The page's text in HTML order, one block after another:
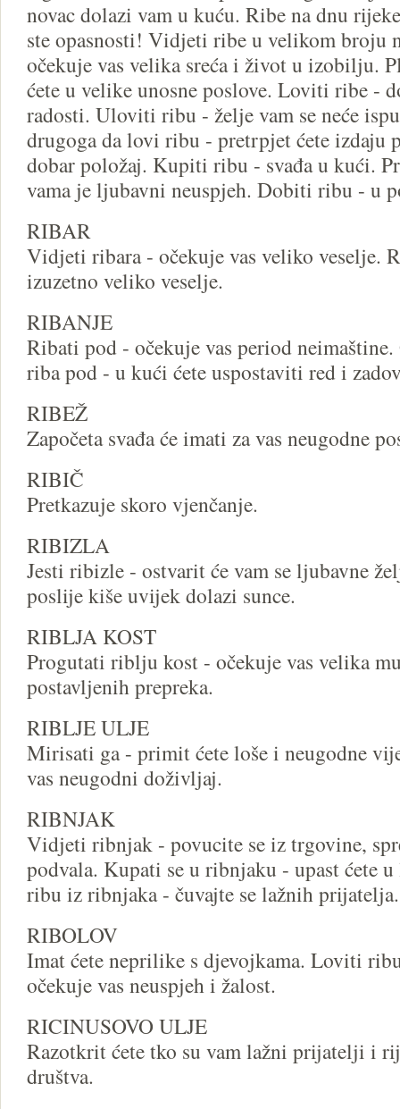
novac dolazi vam u kuću. Ribe na dnu
ste opasnosti! Vidjeti ribe u velikom broju
očekuje vas velika sreća i život u izobilju.
ćete u velike unosne poslove. Loviti ribe -
radosti. Uloviti ribu - želje vam se neće
drugoga da lovi ribu - pretrpjet ćete
dobar položaj. Kupiti ribu - svađa u kući.
vama je ljubavni neuspjeh. Dobiti ribu - u
RIBAR
Vidjeti ribara - očekuje vas veliko veselje.
izuzetno veliko veselje.
RIBANJE
Ribati pod - očekuje vas period
riba pod - u kući ćete uspostaviti red i
RIBEŽ
Započeta svađa će imati za vas neugodne
RIBIČ
Pretkazuje skoro vjenčanje.
RIBIZLA
Jesti ribizle - ostvarit će vam se ljubavne
poslije kiše uvijek dolazi sunce.
RIBLJA KOST
Progutati riblju kost - očekuje vas velika
postavljenih prepreka.
RIBLJE ULJE
Mirisati ga - primit ćete loše i neugodne
vas neugodni doživljaj.
RIBNJAK
Vidjeti ribnjak - povucite se iz trgovine,
podvala. Kupati se u ribnjaku - upast ćete
ribu iz ribnjaka - čuvajte se lažnih prijatelja.
RIBOLOV
Imat ćete neprilike s djevojkama. Loviti
očekuje vas neuspjeh i žalost.
RICINUSOVO ULJE
Razotkrit ćete tko su vam lažni prijatelji i
društva.